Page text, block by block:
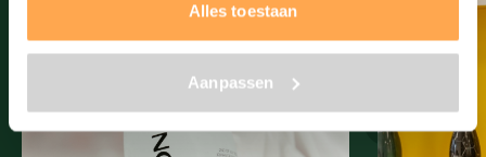
Alles toestaan
Aanpassen